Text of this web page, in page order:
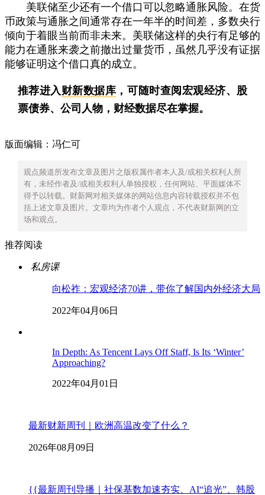
美联储至少还有一个借口可以忽略通胀风险。在货
币政策与通胀之间通常存在一年半的时间差，多数央行
倾向于着眼当前而非未来。美联储这样的央行有足够的
能力在通胀来袭之前撤出过量货币，虽然几乎没有证据
能够证明这个借口真的成立。
推荐进入 财新数据库 ，可随时查阅宏观经济、股
票债券、公司人物，财经数据尽在掌握。
版面编辑：冯仁可
观点频道所发布文章及图片之版权属作者本人及/或相关权利人所
有，未经作者及/或相关权利人单独授权，任何网站、平面媒体不
得予以转载。财新网对相关媒体的网站信息内容转载授权并不包
括上述文章及图片。文章均为作者个人观点，不代表财新网的立
场和观点。
推荐阅读
私房课
向松祚：宏观经济70讲，带你了解国内外经济大局
2022年04月06日
In Depth: As Tencent Lays Off Staff, Is Its ‘Winter’
Approaching?
2022年04月01日
最新财新周刊｜欧洲高温改变了什么？
2026年08月09日
{{最新周刊导播｜社保基数加速夯实、AI“追光”、韩股